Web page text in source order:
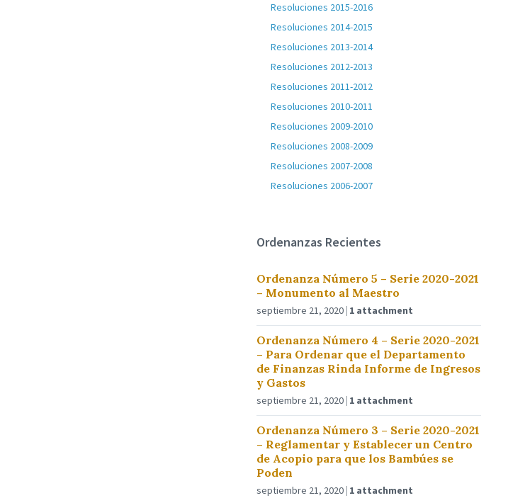
Resoluciones 2015-2016
Resoluciones 2014-2015
Resoluciones 2013-2014
Resoluciones 2012-2013
Resoluciones 2011-2012
Resoluciones 2010-2011
Resoluciones 2009-2010
Resoluciones 2008-2009
Resoluciones 2007-2008
Resoluciones 2006-2007
Ordenanzas Recientes
Ordenanza Número 5 – Serie 2020-2021
– Monumento al Maestro
septiembre 21, 2020 1 attachment
Ordenanza Número 4 – Serie 2020-2021
– Para Ordenar que el Departamento
de Finanzas Rinda Informe de Ingresos
y Gastos
septiembre 21, 2020 1 attachment
Ordenanza Número 3 – Serie 2020-2021
– Reglamentar y Establecer un Centro
de Acopio para que los Bambúes se
Poden
septiembre 21, 2020 1 attachment